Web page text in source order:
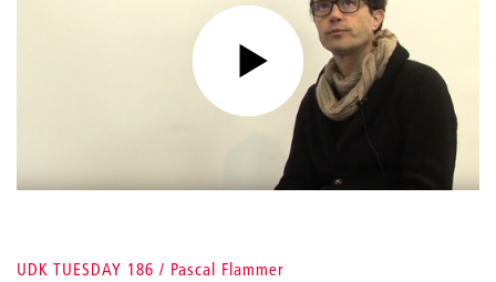
UDK TUESDAY 186 / Pascal Flammer